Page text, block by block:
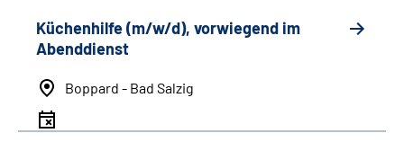
Küchenhilfe (m/w/d), vorwiegend im
Abenddienst
Boppard - Bad Salzig